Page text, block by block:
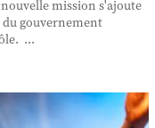
mission s'ajoute
gouvernement
...